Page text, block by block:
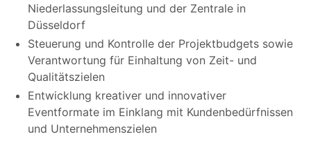
Niederlassungsleitung und der Zentrale in
Düsseldorf
Steuerung und Kontrolle der Projektbudgets sowie
Verantwortung für Einhaltung von Zeit- und
Qualitätszielen
Entwicklung kreativer und innovativer
Eventformate im Einklang mit Kundenbedürfnissen
und Unternehmenszielen